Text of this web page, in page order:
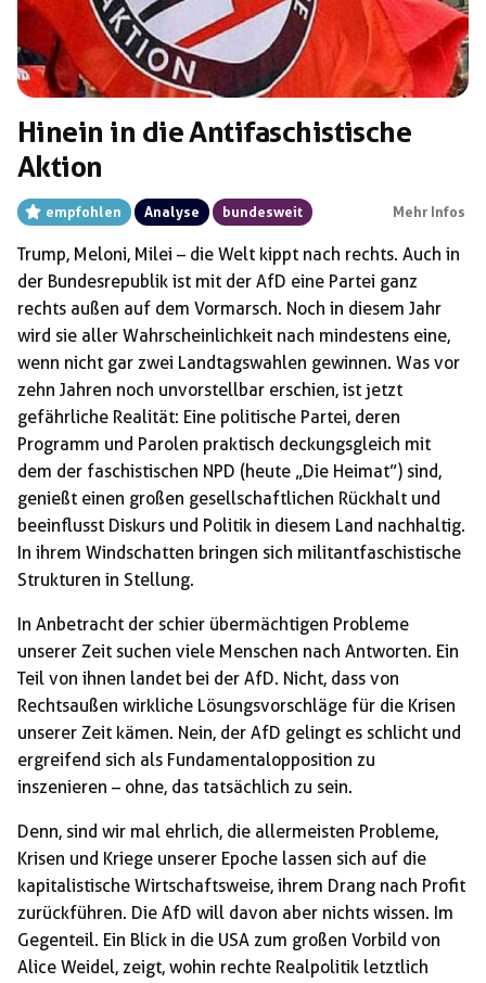
Hinein in die Antifaschistische
Aktion
empfohlen Analyse bundesweit Mehr Infos
Trump, Meloni, Milei – die Welt kippt nach rechts. Auch in
der Bundesrepublik ist mit der AfD eine Partei ganz
rechts außen auf dem Vormarsch. Noch in diesem Jahr
wird sie aller Wahrscheinlichkeit nach mindestens eine,
wenn nicht gar zwei Landtagswahlen gewinnen. Was vor
zehn Jahren noch unvorstellbar erschien, ist jetzt
gefährliche Realität: Eine politische Partei, deren
Programm und Parolen praktisch deckungsgleich mit
dem der faschistischen NPD (heute „Die Heimat”) sind,
genießt einen großen gesellschaftlichen Rückhalt und
beeinflusst Diskurs und Politik in diesem Land nachhaltig.
In ihrem Windschatten bringen sich militantfaschistische
Strukturen in Stellung.
In Anbetracht der schier übermächtigen Probleme
unserer Zeit suchen viele Menschen nach Antworten. Ein
Teil von ihnen landet bei der AfD. Nicht, dass von
Rechtsaußen wirkliche Lösungsvorschläge für die Krisen
unserer Zeit kämen. Nein, der AfD gelingt es schlicht und
ergreifend sich als Fundamentalopposition zu
inszenieren – ohne, das tatsächlich zu sein.
Denn, sind wir mal ehrlich, die allermeisten Probleme,
Krisen und Kriege unserer Epoche lassen sich auf die
kapitalistische Wirtschaftsweise, ihrem Drang nach Profit
zurückführen. Die AfD will davon aber nichts wissen. Im
Gegenteil. Ein Blick in die USA zum großen Vorbild von
Alice Weidel, zeigt, wohin rechte Realpolitik letztlich